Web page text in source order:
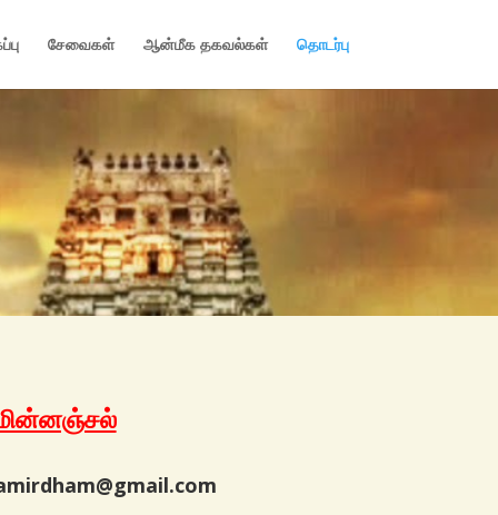
சேவைகள் ஆன்மீக தகவல்கள் தொடர்பு